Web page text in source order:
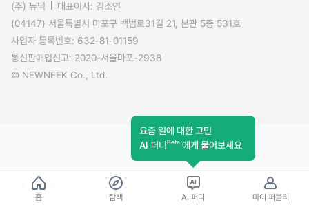
(주) 뉴닉
대표이사: 김소연
(04147) 서울특별시 마포구 백범로31길 21, 본관 5층 531호
사업자 등록번호: 632-81-01159
통신판매업신고: 2020-서울마포-2938
© NEWNEEK Co., Ltd.
홈 탐색
요즘 일에 대한 고민
AI 퍼디Beta 에게 물어보세요
AI 퍼디 마이 퍼블리